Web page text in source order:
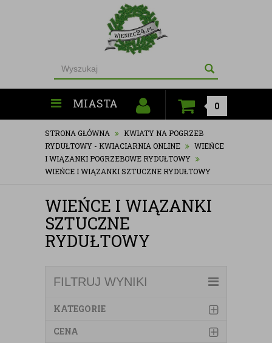
MIASTA 0
STRONA GŁÓWNA
KWIATY NA POGRZEB
RYDUŁTOWY - KWIACIARNIA ONLINE
WIEŃCE
I WIĄZANKI POGRZEBOWE RYDUŁTOWY
WIEŃCE I WIĄZANKI SZTUCZNE RYDUŁTOWY
WIEŃCE I WIĄZANKI
SZTUCZNE
RYDUŁTOWY
FILTRUJ WYNIKI
KATEGORIE
CENA